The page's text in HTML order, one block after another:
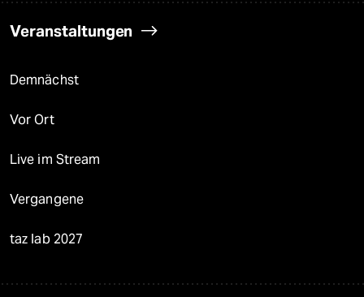
Veranstaltungen
Demnächst
Vor Ort
Live im Stream
Vergangene
taz lab 2027